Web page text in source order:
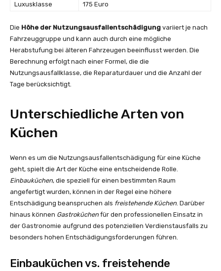
Luxusklasse
175 Euro
Die Höhe der Nutzungsausfallentschädigung variiert je nach
Fahrzeuggruppe und kann auch durch eine mögliche
Herabstufung bei älteren Fahrzeugen beeinflusst werden. Die
Berechnung erfolgt nach einer Formel, die die
Nutzungsausfallklasse, die Reparaturdauer und die Anzahl der
Tage berücksichtigt.
Unterschiedliche Arten von
Küchen
Wenn es um die Nutzungsausfallentschädigung für eine Küche
geht, spielt die Art der Küche eine entscheidende Rolle.
Einbauküchen, die speziell für einen bestimmten Raum
angefertigt wurden, können in der Regel eine höhere
Entschädigung beanspruchen als freistehende Küchen. Darüber
hinaus können Gastroküchen für den professionellen Einsatz in
der Gastronomie aufgrund des potenziellen Verdienstausfalls zu
besonders hohen Entschädigungsforderungen führen.
Einbauküchen vs. freistehende